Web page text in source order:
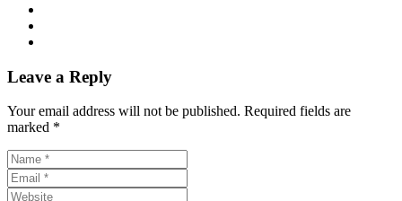
Leave a Reply
Your email address will not be published. Required fields are
marked *